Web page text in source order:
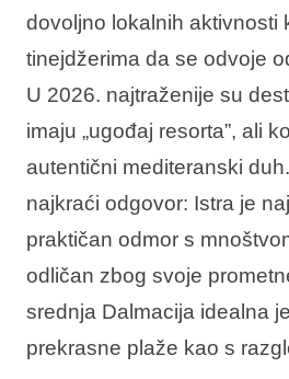
Brandovi
Ami Loyalty program
Blogovi
dovoljno lokalnih aktivnosti
tinejdžerima da se odvoje
U 2026. najtraženije su
imaju „ugođaj resorta”, ali
autentični mediteranski
najkraći odgovor: Istra je
praktičan odmor s
odličan zbog svoje
srednja Dalmacija idealna
prekrasne plaže kao s